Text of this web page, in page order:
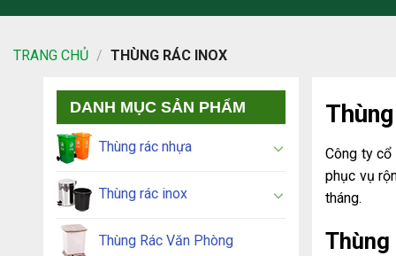
TRANG CHỦ / THÙNG RÁC INOX
DANH MỤC SẢN PHẨM
Thùng rác nhựa
Thùng rác inox
Thùng Rác Văn Phòng
Công ty
phục vụ
tháng.